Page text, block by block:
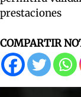
prestaciones
COMPARTIR